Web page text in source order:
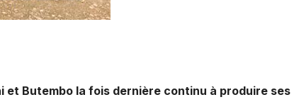
et Butembo la fois dernière continu à produire ses